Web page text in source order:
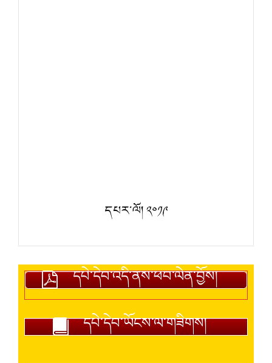
དཔར་ལོ། ༢༠༡༩
དཔེ་དེབ་འདི་ནས་ཕབ་ལེན་བྱོས།
དཔེ་དེབ་ཡོངས་ལ་གཟིགས།